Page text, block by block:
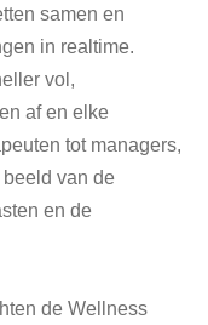
samen en
in realtime.
vol,
af en elke
tot managers,
van de
en de
de Wellness